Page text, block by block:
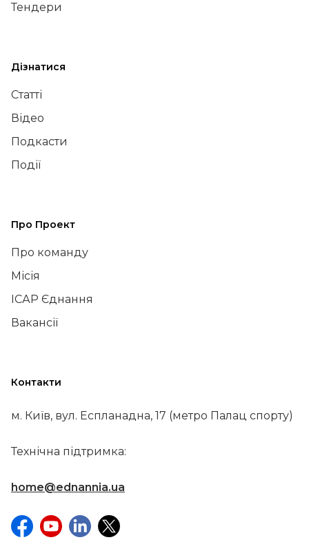
Тендери
Дізнатися
Статті
Відео
Подкасти
Події
Про Проект
Про команду
Місія
ІСАР Єднання
Вакансії
Контакти
м. Київ, вул. Еспланадна, 17 (метро Палац спорту)
Технічна підтримка:
home@ednannia.ua